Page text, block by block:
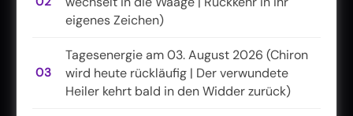
eigenes Zeichen)
03
Tagesenergie am 03. August 2026 (Chiron
wird heute rückläufig | Der verwundete
Heiler kehrt bald in den Widder zurück)